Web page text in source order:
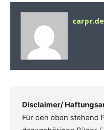
carpr.de
Disclaimer/
Für den oben stehend